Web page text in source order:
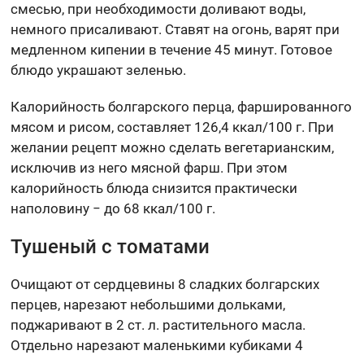
смесью, при необходимости доливают воды,
немного присаливают. Ставят на огонь, варят при
медленном кипении в течение 45 минут. Готовое
блюдо украшают зеленью.
Калорийность болгарского перца, фаршированного
мясом и рисом, составляет 126,4 ккал/100 г. При
желании рецепт можно сделать вегетарианским,
исключив из него мясной фарш. При этом
калорийность блюда снизится практически
наполовину − до 68 ккал/100 г.
Тушеный с томатами
Очищают от сердцевины 8 сладких болгарских
перцев, нарезают небольшими дольками,
поджаривают в 2 ст. л. растительного масла.
Отдельно нарезают маленькими кубиками 4